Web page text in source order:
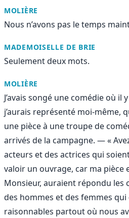
MOLIÈRE
Nous n’avons pas le temps
MADEMOISELLE DE BRIE
Seulement deux mots.
MOLIÈRE
J’avais songé une comédie où
j’aurais représenté moi-même,
une pièce à une troupe de
arrivés de la campagne. — «
acteurs et des actrices qui
valoir un ouvrage, car ma pièce
Monsieur, auraient répondu les
des hommes et des femmes
raisonnables partout où nous